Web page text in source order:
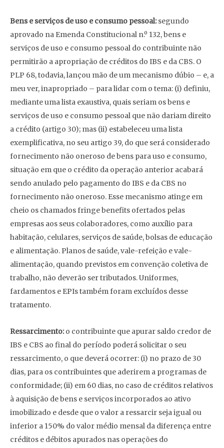
Bens e serviços de uso e consumo pessoal:segundo
aprovado na Emenda Constitucional n.º 132, bens e
serviços de uso e consumo pessoal do contribuinte não
permitirão a apropriação de créditos do IBS e da CBS. O
PLP 68, todavia, lançou mão de um mecanismo dúbio – e, a
meu ver, inapropriado – para lidar com o tema: (i) definiu,
mediante uma lista exaustiva, quais seriam os bens e
serviços de uso e consumo pessoal que não dariam direito
a crédito (artigo 30); mas (ii) estabeleceu uma lista
exemplificativa, no seu artigo 39, do que será considerado
fornecimento não oneroso de bens para uso e consumo,
situação em que o crédito da operação anterior acabará
sendo anulado pelo pagamento do IBS e da CBS no
fornecimento não oneroso. Esse mecanismo atinge em
cheio os chamados fringe benefits ofertados pelas
empresas aos seus colaboradores, como auxílio para
habitação, celulares, serviços de saúde, bolsas de educação
e alimentação. Planos de saúde, vale-refeição e vale-
alimentação, quando previstos em convenção coletiva de
trabalho, não deverão ser tributados. Uniformes,
fardamentos e EPIs também foram excluídos desse
tratamento.
Ressarcimento:o contribuinte que apurar saldo credor de
IBS e CBS ao final do período poderá solicitar o seu
ressarcimento, o que deverá ocorrer: (i) no prazo de 30
dias, para os contribuintes que aderirem a programas de
conformidade; (ii) em 60 dias, no caso de créditos relativos
à aquisição de bens e serviços incorporados ao ativo
imobilizado e desde que o valor a ressarcir seja igual ou
inferior a 150% do valor médio mensal da diferença entre
créditos e débitos apurados nas operações do